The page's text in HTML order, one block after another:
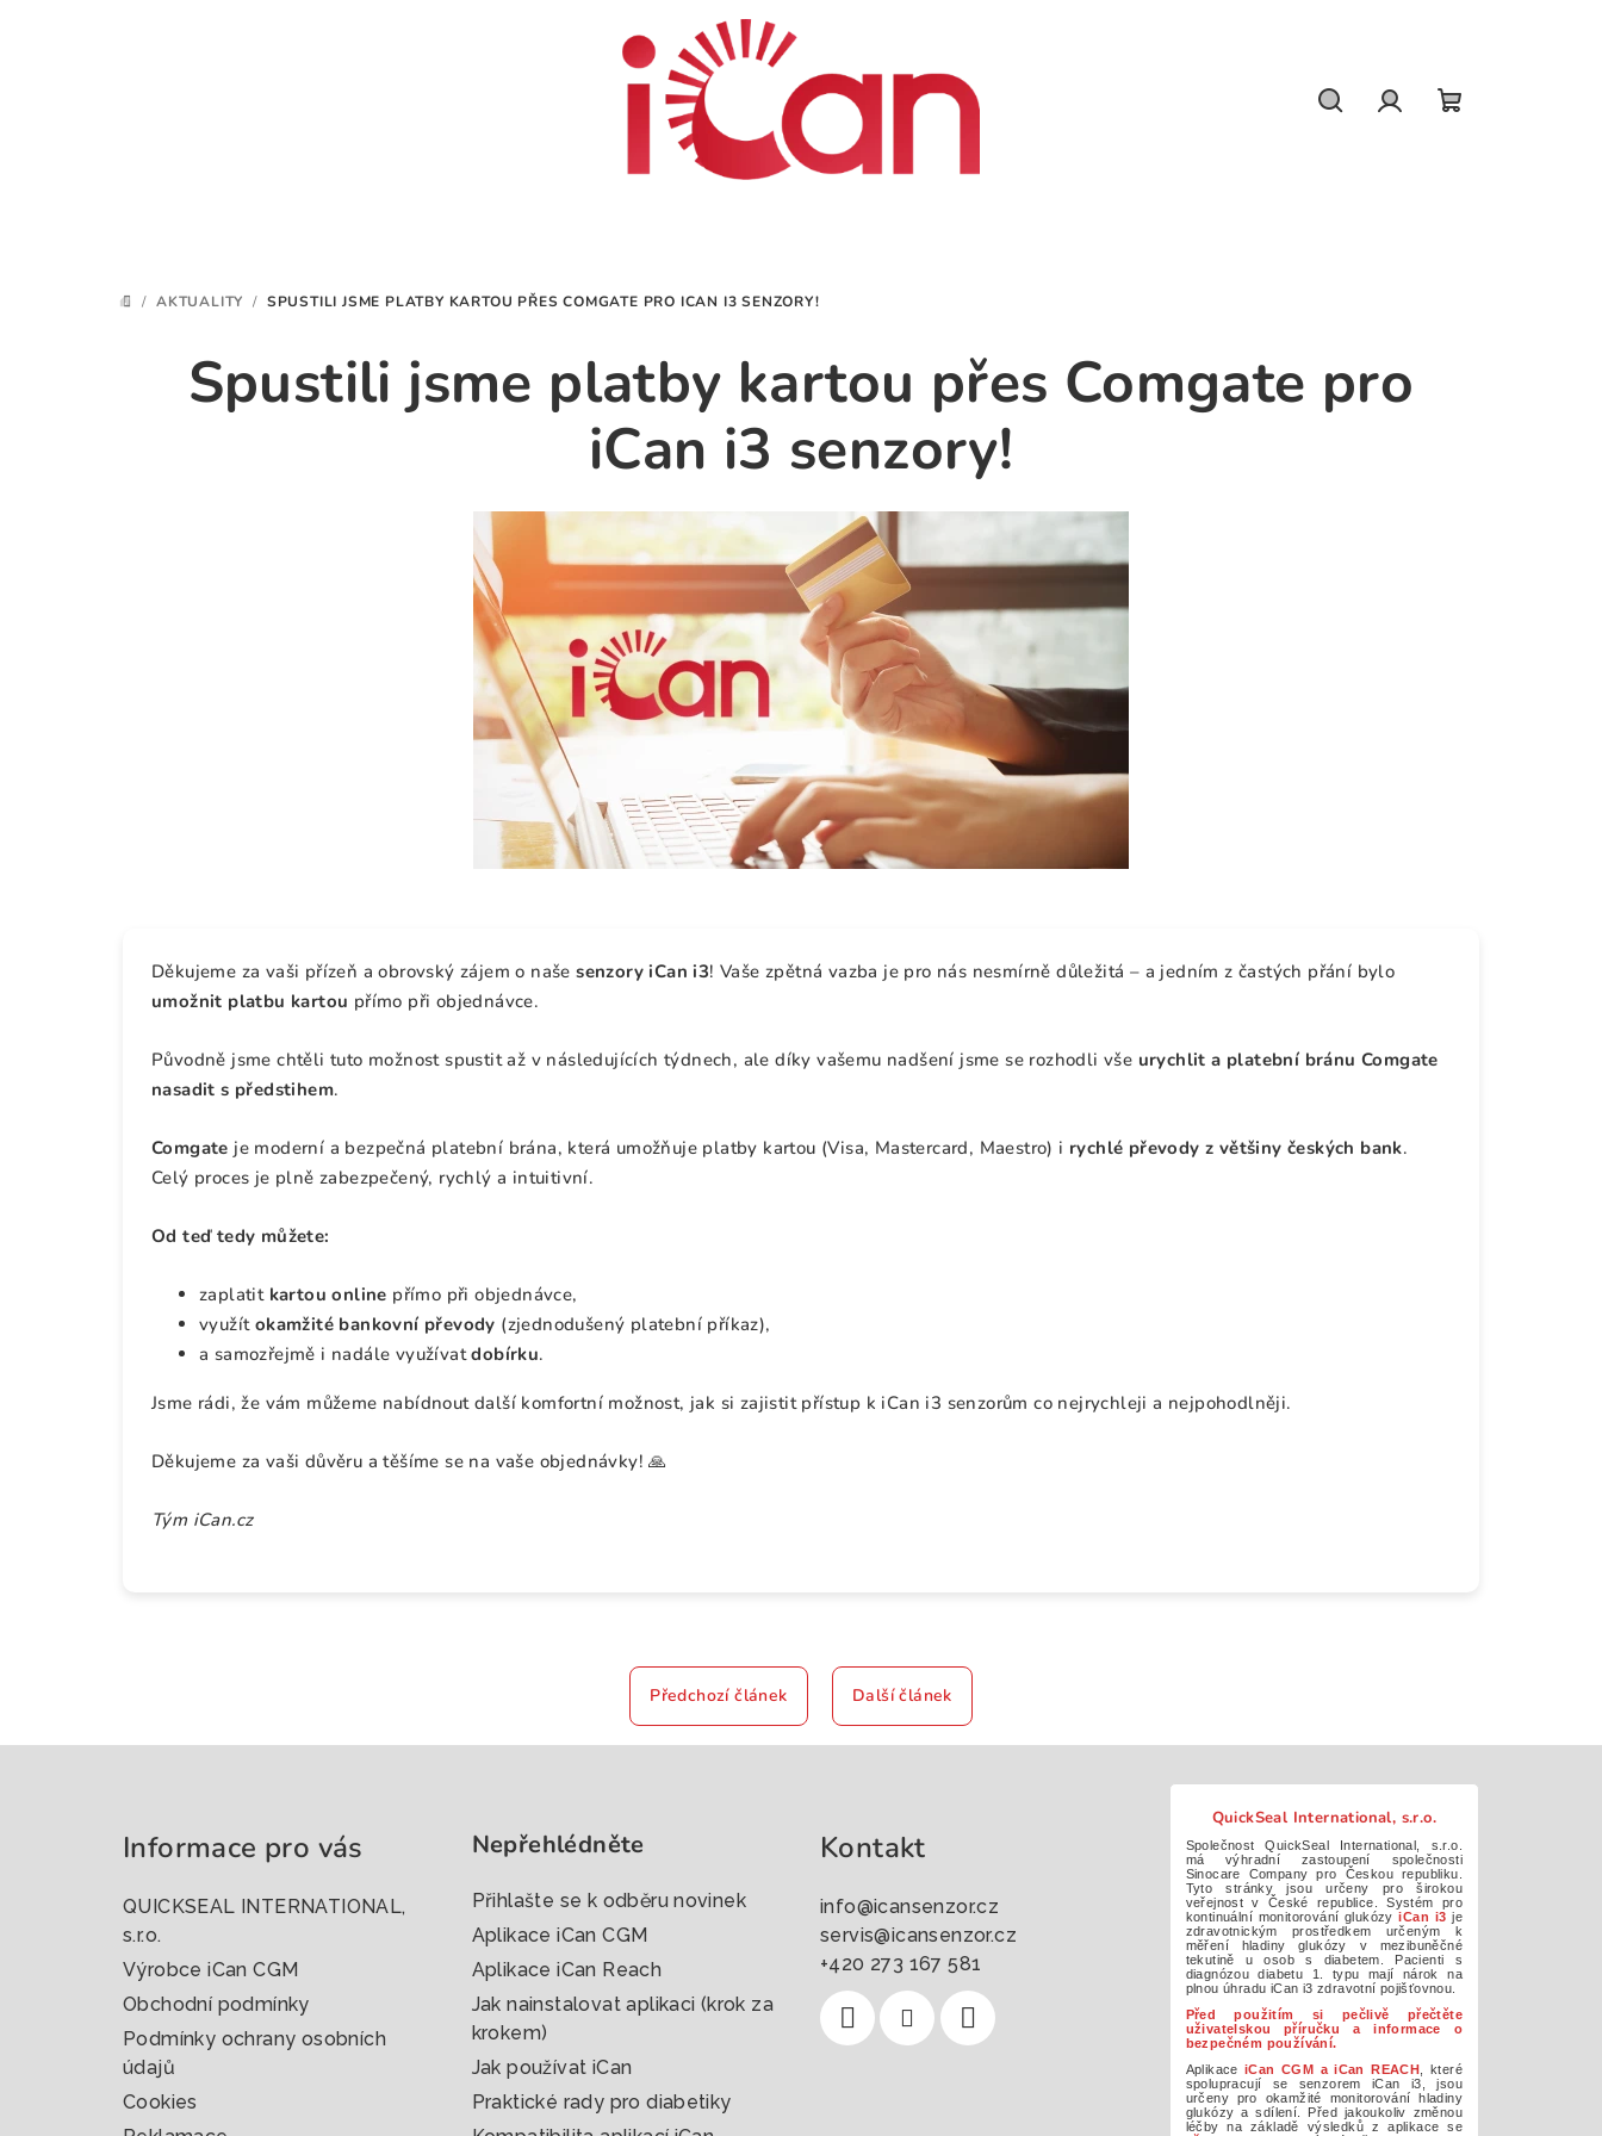
DOMŮ
/ AKTUALITY / SPUSTILI JSME PLATBY KARTOU PŘES COMGATE PRO ICAN I3 SENZORY!
Spustili jsme platby kartou přes Comgate pro
iCan i3 senzory!
Děkujeme za vaši přízeň a obrovský zájem o našesenzory iCan i3! Vaše zpětná vazba je pro nás nesmírně důležitá – a jedním z častých přání bylo
umožnit platbu kartou přímo při objednávce.
Původně jsme chtěli tuto možnost spustit až v následujících týdnech, ale díky vašemu nadšení jsme se rozhodli vše urychlit a platební bránu Comgate
nasadit s předstihem.
Comgate je moderní a bezpečná platební brána, která umožňuje platby kartou (Visa, Mastercard, Maestro) i rychlé převody z většiny českých bank.
Celý proces je plně zabezpečený, rychlý a intuitivní.
Od teď tedy můžete:
zaplatit kartou online přímo při objednávce,
využít okamžité bankovní převody (zjednodušený platební příkaz),
a samozřejmě i nadále využívatdobírku.
Jsme rádi, že vám můžeme nabídnout další komfortní možnost, jak si zajistit přístup k iCan i3 senzorům co nejrychleji a nejpohodlněji.
Děkujeme za vaši důvěru a těšíme se na vaše objednávky! 🙏
Tým iCan.cz
Předchozí článek Další článek
Informace pro vás
QUICKSEAL INTERNATIONAL,
s.r.o.
Výrobce iCan CGM
Obchodní podmínky
Podmínky ochrany osobních
údajů
Cookies
Nepřehlédněte
Přihlašte se k odběru novinek
Aplikace iCan CGM
Aplikace iCan Reach
Jak nainstalovat aplikaci (krok za
krokem)
Jak používat iCan
Praktické rady pro diabetiky
Kontakt
info@icansenzor.cz
servis@icansenzor.cz
+420 273 167 581
QuickSeal International, s.r.o.
Společnost QuickSeal International, s.r.o.
má výhradní zastoupení společnosti
Sinocare Company pro Českou republiku.
Tyto stránky jsou určeny pro širokou
veřejnost v České republice. Systém pro
kontinuální monitorování glukózyiCan i3 je
zdravotnickým prostředkem určeným k
měření hladiny glukózy v mezibuněčné
tekutině u osob s diabetem. Pacienti s
diagnózou diabetu 1. typu mají nárok na
plnou úhradu iCan i3 zdravotní pojišťovnou.
Před použitím si pečlivě přečtěte
uživatelskou příručku a informace o
bezpečném používání.
AplikaceiCan CGM a iCan REACH , které
spolupracují se senzorem iCan i3, jsou
určeny pro okamžité monitorování hladiny
glukózy a sdílení. Před jakoukoliv změnou
léčby na základě výsledků z aplikace se